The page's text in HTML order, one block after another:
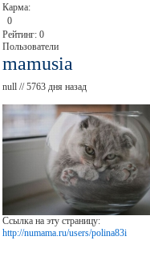
Карма:
0
Рейтинг: 0
Пользователи
mamusia
null // 5763 дня назад
Ссылка на эту страницу:
http://numama.ru/users/polina83i